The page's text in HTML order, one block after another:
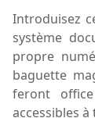
Introduisez
système
propre
baguette
feront
accessibles à